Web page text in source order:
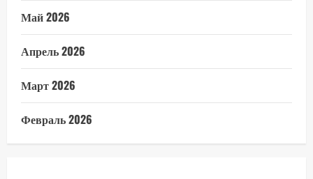
Май 2026
Апрель 2026
Март 2026
Февраль 2026